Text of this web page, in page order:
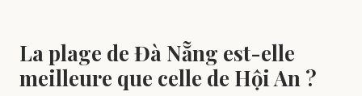
La plage de Đà Nẵng est-elle
meilleure que celle de Hội An ?